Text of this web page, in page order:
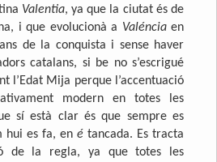
Valentia, ya que la ciutat és de
i que evolucionà a Valénciaen
de la conquista i sense haver
catalans, si be no s’escrigué
l’Edat Mija perque l’accentuació
modern en totes les
sí està clar és que sempre es
hui es fa, en é tancada. Es tracta
de la regla, ya que totes les